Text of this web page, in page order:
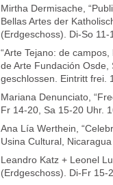
Mirtha Dermisache,
Bellas Artes der
(Erdgeschoss). Di-So 11-
“Arte Tejano: de
de Arte Fundación
geschlossen. Eintritt frei.
Mariana Denunciato,
Fr 14-20, Sa 15-20 Uhr.
Ana Lía Werthein,
Usina Cultural,
Leandro Katz + Leonel
(Erdgeschoss). Di-Fr 15-